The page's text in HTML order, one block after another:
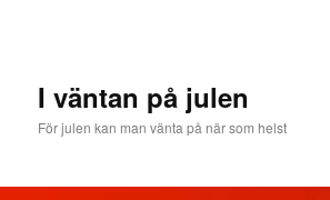
I väntan på julen
För julen kan man vänta på när som helst